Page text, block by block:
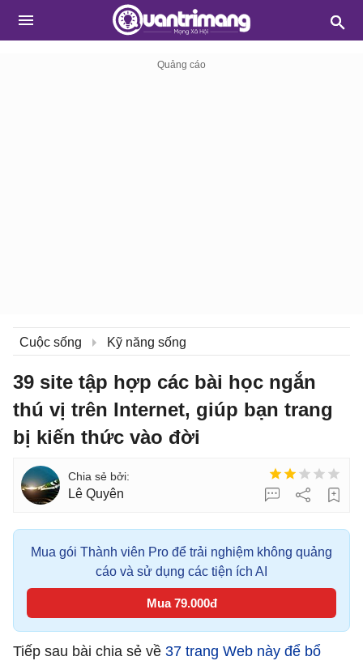
Cuộc sống Kỹ năng sống
39 site tập hợp các bài học ngắn
thú vị trên Internet, giúp bạn trang
bị kiến thức vào đời
Lê Quyên
Mua gói Thành viên Pro để trải nghiệm không quảng
cáo và sử dụng các tiện ích AI
Mua 79.000đ
Tiếp sau bài chia sẻ về 37 trang Web này để bổ